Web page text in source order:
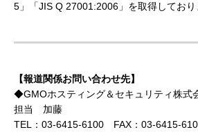
5」「JIS Q 27001:2006」を取得しており
【報道関係お問い合わせ先】
◆GMOホスティング＆セキュリティ株式
担当 加藤
TEL：03-6415-6100 FAX：03-6415-